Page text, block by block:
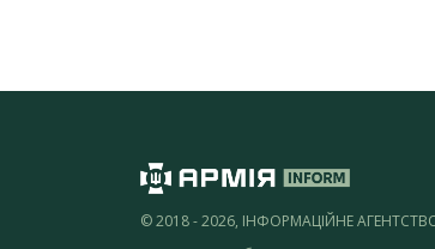
© 2018 - 2026, ІНФОРМАЦІЙНЕ